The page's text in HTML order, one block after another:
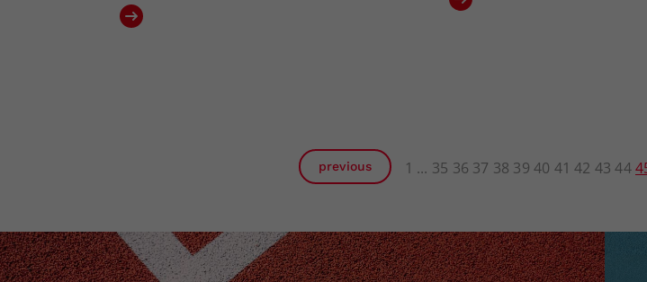
previous 1 35 36 37 38 39 40 41 42 43 44